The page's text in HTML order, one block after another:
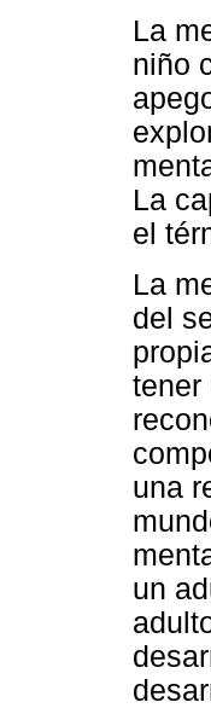
La
niño
La
el
La
del
tener
una
un